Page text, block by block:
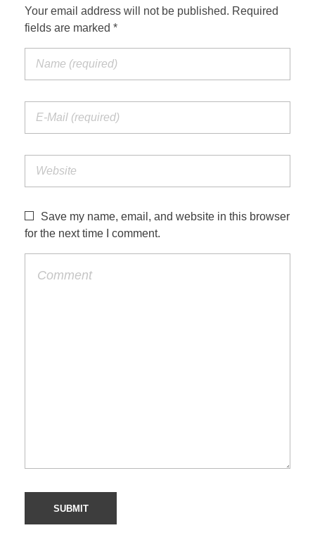
Your email address will not be published. Required
fields are marked *
Save my name, email, and website in this browser
for the next time I comment.